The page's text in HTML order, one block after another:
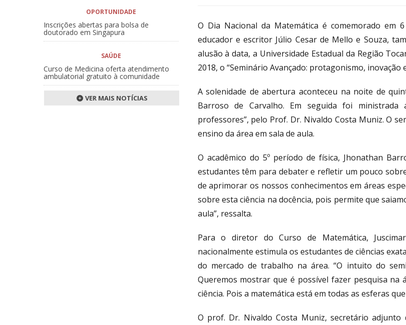
OPORTUNIDADE
Inscrições abertas para bolsa de
doutorado em Singapura
SAÚDE
Curso de Medicina oferta atendimento
ambulatorial gratuito à comunidade
VER MAIS NOTÍCIAS
O Dia Nacional da Matemática é comemorado em
educador e escritor Júlio Cesar de Mello e Souza,
alusão à data, a Universidade Estadual da Região
2018, o “Seminário Avançado: protagonismo, inovação
A solenidade de abertura aconteceu na noite de
Barroso de Carvalho. Em seguida foi
professores”, pelo Prof. Dr. Nivaldo Costa Muniz. O
ensino da área em sala de aula.
O acadêmico do 5º período de física, Jhonathan
estudantes têm para debater e refletir um pouco
de aprimorar os nossos conhecimentos em áreas
sobre esta ciência na docência, pois permite que
aula”, ressalta.
Para o diretor do Curso de Matemática,
nacionalmente estimula os estudantes de ciências
do mercado de trabalho na área. “O intuito do
Queremos mostrar que é possível fazer pesquisa
ciência. Pois a matemática está em todas as esferas
O prof. Dr. Nivaldo Costa Muniz, secretário